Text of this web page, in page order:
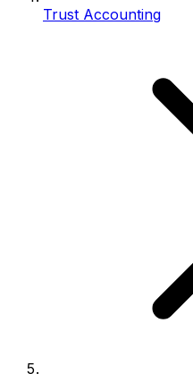
Trust Accounting